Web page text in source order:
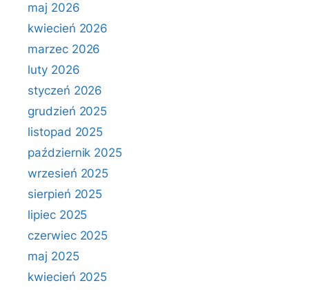
maj 2026
kwiecień 2026
marzec 2026
luty 2026
styczeń 2026
grudzień 2025
listopad 2025
październik 2025
wrzesień 2025
sierpień 2025
lipiec 2025
czerwiec 2025
maj 2025
kwiecień 2025